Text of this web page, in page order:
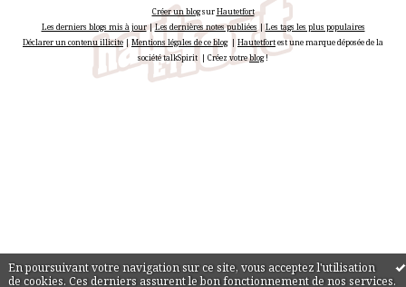
En poursuivant votre navigation sur ce site, vous acceptez l'utilisation
de cookies. Ces derniers assurent le bon fonctionnement de nos services.
Créer un blogsurHautetfort
Les derniers blogs mis à jour|Les dernières notes publiées |Les tags les plus populaires
Déclarer un contenu illicite|Mentions légales de ce blog| Hautetfortest une marque déposée de la
société talkSpirit | Créez votreblog!